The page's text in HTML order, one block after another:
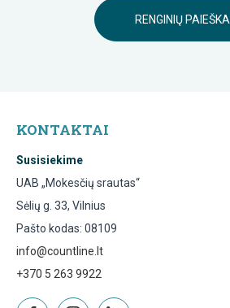
RENGINIŲ PAIEŠKA
KONTAKTAI
Susisiekime
UAB „Mokesčių srautas“
Sėlių g. 33, Vilnius
Pašto kodas: 08109
info@countline.lt
+370 5 263 9922